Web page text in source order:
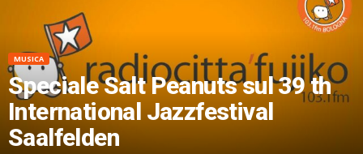
MUSICA
Speciale Salt Peanuts sul 39 th
International Jazzfestival
Saalfelden